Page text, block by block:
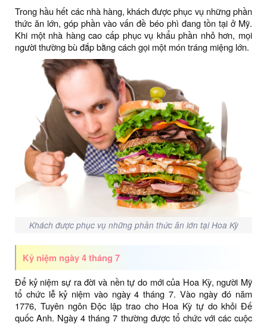
Trong hầu hết các nhà hàng, khách được phục vụ những phần
thức ăn lớn, góp phần vào vấn đề béo phì đang tồn tại ở Mỹ.
Khi một nhà hàng cao cấp phục vụ khẩu phần nhỏ hơn, mọi
người thường bù đắp bằng cách gọi một món tráng miệng lớn.
Khách được phục vụ những phần thức ăn lớn tại Hoa Kỳ
Kỷ niệm ngày 4 tháng 7
Để kỷ niệm sự ra đời và nền tự do mới của Hoa Kỳ, người Mỹ
tổ chức lễ kỷ niệm vào ngày 4 tháng 7. Vào ngày đó năm
1776, Tuyên ngôn Độc lập trao cho Hoa Kỳ tự do khỏi Đế
quốc Anh. Ngày 4 tháng 7 thường được tổ chức với các cuộc